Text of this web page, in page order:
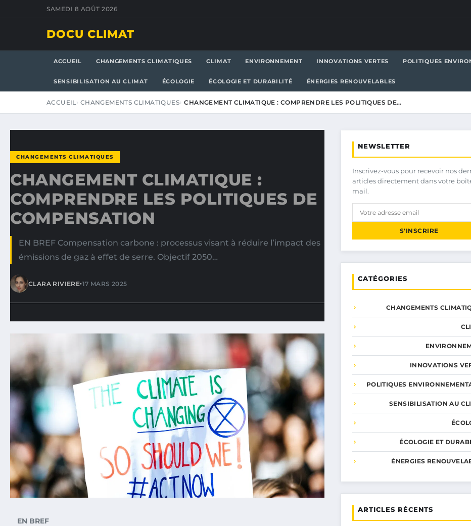
SAMEDI 8 AOÛT 2026
DOCU CLIMAT
ACCUEIL CHANGEMENTS CLIMATIQUES CLIMAT ENVIRONNEMENT INNOVATIONS VERTES POLITIQUES
SENSIBILISATION AU CLIMAT ÉCOLOGIE ÉCOLOGIE ET DURABILITÉ ÉNERGIES RENOUVELABLES
ACCUEIL CHANGEMENTS CLIMATIQUES CHANGEMENT CLIMATIQUE : COMPRENDRE LES POLITIQUES DE…
CHANGEMENTS CLIMATIQUES
CHANGEMENT CLIMATIQUE :
COMPRENDRE LES POLITIQUES DE
COMPENSATION
EN BREF Compensation carbone : processus visant à réduire l’impact des
émissions de gaz à effet de serre. Objectif 2050…
CLARA RIVIERE•17 MARS 2025
EN BREF
NEWSLETTER
Inscrivez-vous pour recevoir nos
articles directement dans votre
mail.
S'INSCRIRE
CATÉGORIES
CHANGEMENTS
INNOVATIONS
POLITIQUES
SENSIBILISATION AU
ÉCOLOGIE ET
ÉNERGIES
ARTICLES RÉCENTS